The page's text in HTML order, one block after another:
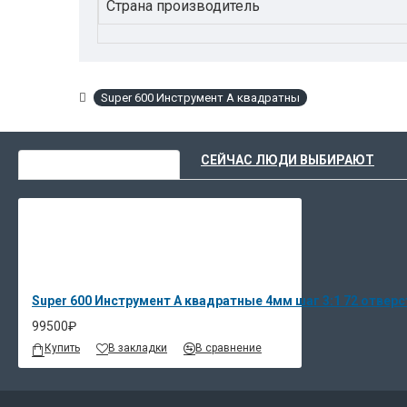
Страна производитель
Super 600 Инструмент A квадратны
СЕЙЧАС ЛЮДИ ВЫБИРАЮТ
Super 600 Инструмент A квадратные 4мм шаг 3:1 72
99500₽
Купить В закладки В сравнение